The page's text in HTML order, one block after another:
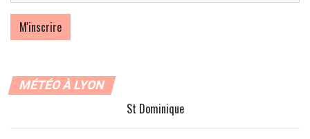
MÉTÉO À LYON
St Dominique